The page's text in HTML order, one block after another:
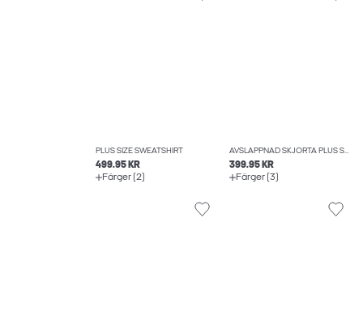
PLUS SIZE SWEATSHIRT
499.95 KR
Färger (2)
AVSLAPPNAD SKJORTA PLUS SIZE
399.95 KR
Färger (3)